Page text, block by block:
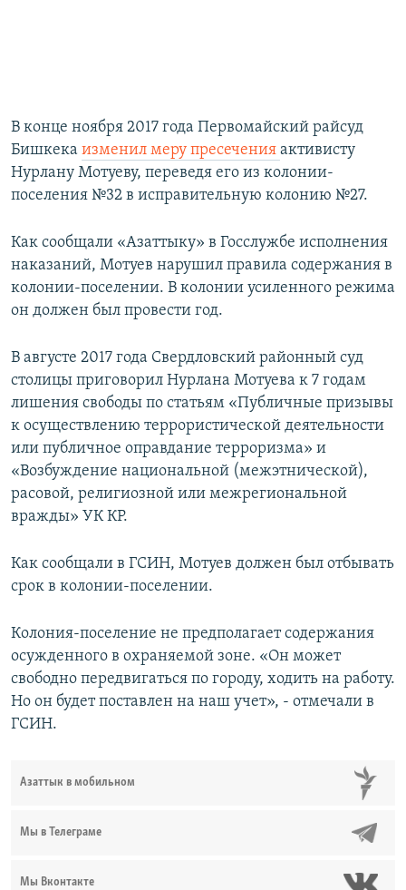
В конце ноября 2017 года Первомайский райсуд
Бишкека изменил меру пресечения активисту
Нурлану Мотуеву, переведя его из колонии-
поселения №32 в исправительную колонию №27.
Как сообщали «Азаттыку» в Госслужбе исполнения
наказаний, Мотуев нарушил правила содержания в
колонии-поселении. В колонии усиленного режима
он должен был провести год.
В августе 2017 года Свердловский районный суд
столицы приговорил Нурлана Мотуева к 7 годам
лишения свободы по статьям «Публичные призывы
к осуществлению террористической деятельности
или публичное оправдание терроризма» и
«Возбуждение национальной (межэтнической),
расовой, религиозной или межрегиональной
вражды» УК КР.
Как сообщали в ГСИН, Мотуев должен был отбывать
срок в колонии-поселении.
Колония-поселение не предполагает содержания
осужденного в охраняемой зоне. «Он может
свободно передвигаться по городу, ходить на работу.
Но он будет поставлен на наш учет», - отмечали в
ГСИН.
Азаттык в мобильном
Мы в Телеграме
Мы Вконтакте